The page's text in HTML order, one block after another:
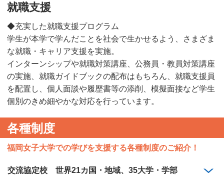
就職支援
◆充実した就職支援プログラム
学生が本学で学んだことを社会で生かせるよう、さまざま
な就職・キャリア支援を実施。
インターンシップや就職対策講座、公務員・教員対策講座
の実施、就職ガイドブックの配布はもちろん、就職支援員
を配置し、個人面談や履歴書等の添削、模擬面接など学生
個別のきめ細やかな対応を行っています。
各種制度
福岡女子大学での学びを支援する各種制度のご紹介！
交流協定校 世界21カ国・地域、35大学・学部